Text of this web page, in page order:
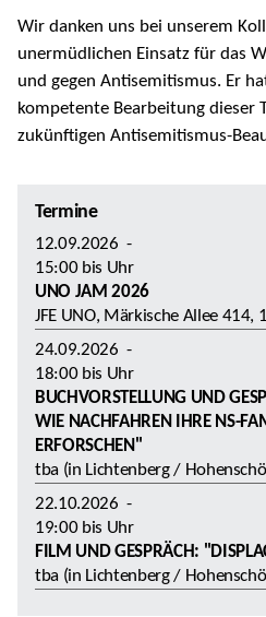
Wir danken uns bei unserem
unermüdlichen Einsatz für das
und gegen Antisemitismus. Er
kompetente Bearbeitung dieser
zukünftigen Antisemitismus-
Termine
12.09.2026 -
15:00bis Uhr
UNO JAM 2026
JFE UNO, Märkische Allee 414,
24.09.2026 -
18:00bis Uhr
BUCHVORSTELLUNG UND
WIE NACHFAHREN IHRE NS-
ERFORSCHEN"
tba (in Lichtenberg /
22.10.2026 -
19:00bis Uhr
FILM UND GESPRÄCH:
tba (in Lichtenberg /